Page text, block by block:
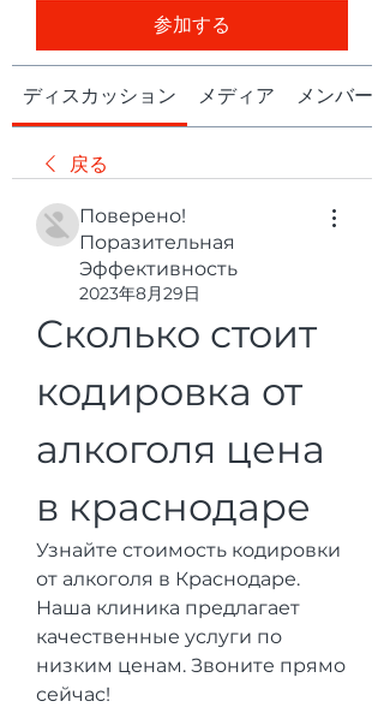
参加する
ディスカッション メディア メンバー
戻る
Поверено!
Поразительная
Эффективность
2023年8月29日
Сколько стоит
кодировка от
алкоголя цена
в краснодаре
Узнайте стоимость кодировки
от алкоголя в Краснодаре.
Наша клиника предлагает
качественные услуги по
низким ценам. Звоните прямо
сейчас!